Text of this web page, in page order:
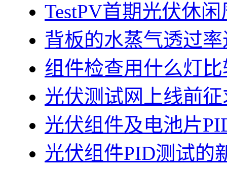
TestPV首期光伏休
背板的水蒸气透过
组件检查用什么灯
光伏测试网上线前
光伏组件及电池片
光伏组件PID测试的